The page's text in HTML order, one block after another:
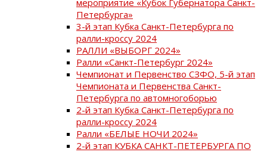
Петербурга»
3-й этап Кубка Санкт-Петербурга по
ралли-кроссу 2024
РАЛЛИ «ВЫБОРГ 2024»
Ралли «Санкт-Петербург 2024»
Чемпионат и Первенство СЗФО, 5-й этап
Чемпионата и Первенства Санкт-
Петербурга по автомногоборью
2-й этап Кубка Санкт-Петербурга по
ралли-кроссу 2024
Ралли «БЕЛЫЕ НОЧИ 2024»
2-й этап КУБКА САНКТ-ПЕТЕРБУРГА ПО